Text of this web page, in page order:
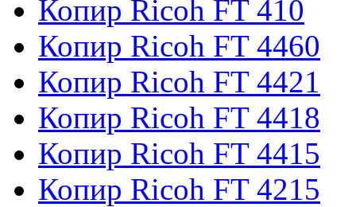
Копир Ricoh FT 410
Копир Ricoh FT 4460
Копир Ricoh FT 4421
Копир Ricoh FT 4418
Копир Ricoh FT 4415
Копир Ricoh FT 4215